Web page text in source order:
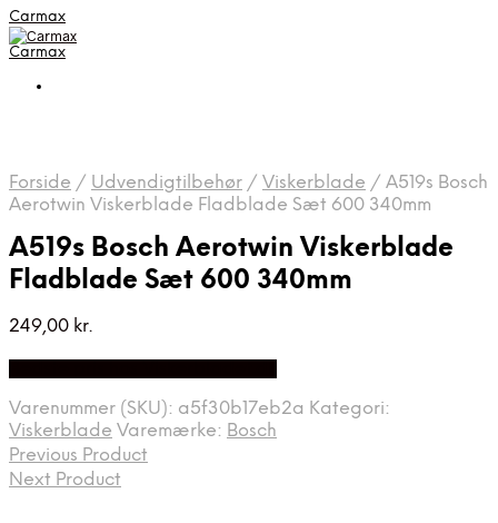
Carmax
Carmax
Forside / Udvendigtilbehør / Viskerblade / A519s Bosch
Aerotwin Viskerblade Fladblade Sæt 600 340mm
A519s Bosch Aerotwin Viskerblade
Fladblade Sæt 600 340mm
249,00 kr.
Varenummer (SKU): a5f30b17eb2a Kategori:
Viskerblade Varemærke: Bosch
Previous Product
Next Product